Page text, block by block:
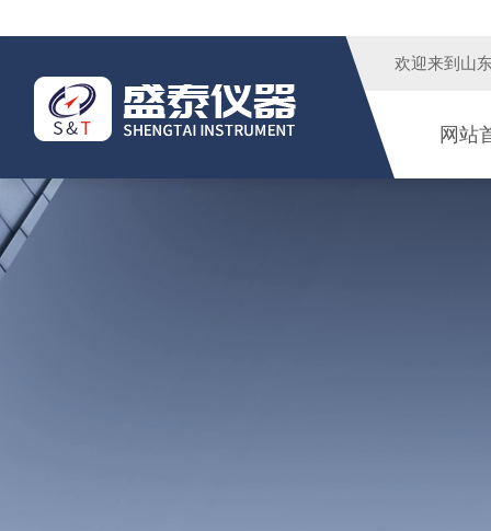
欢迎来到 山
网站